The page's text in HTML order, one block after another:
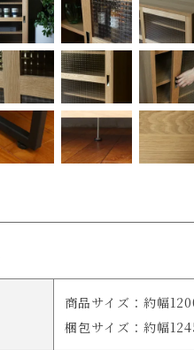
商品サイズ：約幅
梱包サイズ：約幅